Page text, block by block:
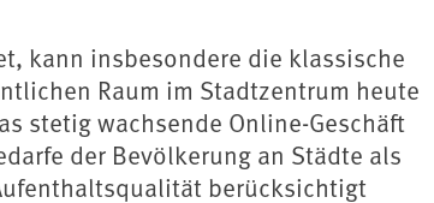
kann insbesondere die klassische
Raum im Stadtzentrum heute
stetig wachsende Online-Geschäft
der Bevölkerung an Städte als
berücksichtigt